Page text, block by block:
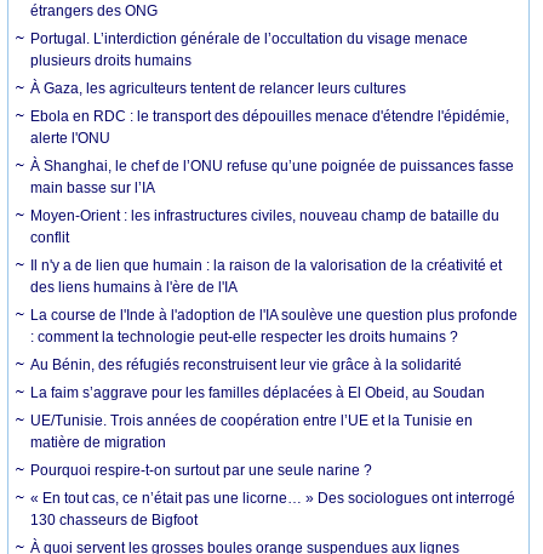
étrangers des ONG
Portugal. L’interdiction générale de l’occultation du visage menace
plusieurs droits humains
À Gaza, les agriculteurs tentent de relancer leurs cultures
Ebola en RDC : le transport des dépouilles menace d'étendre l'épidémie,
alerte l'ONU
À Shanghai, le chef de l’ONU refuse qu’une poignée de puissances fasse
main basse sur l’IA
Moyen-Orient : les infrastructures civiles, nouveau champ de bataille du
conflit
Il n'y a de lien que humain : la raison de la valorisation de la créativité et
des liens humains à l'ère de l'IA
La course de l'Inde à l'adoption de l'IA soulève une question plus profonde
: comment la technologie peut-elle respecter les droits humains ?
Au Bénin, des réfugiés reconstruisent leur vie grâce à la solidarité
La faim s’aggrave pour les familles déplacées à El Obeid, au Soudan
UE/Tunisie. Trois années de coopération entre l’UE et la Tunisie en
matière de migration
Pourquoi respire-t-on surtout par une seule narine ?
« En tout cas, ce n’était pas une licorne… » Des sociologues ont interrogé
130 chasseurs de Bigfoot
À quoi servent les grosses boules orange suspendues aux lignes